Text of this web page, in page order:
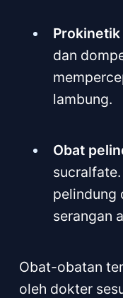
Prokinetik
dan
lambung.
Obat
pelindung
serangan
Obat-obatan
oleh dokter